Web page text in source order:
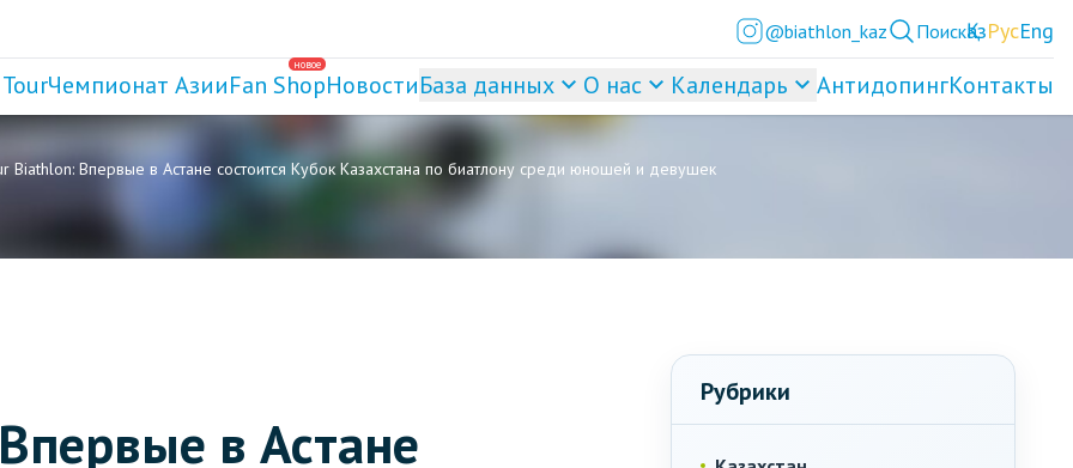
@biathlon_kaz ПоискҚазРусEng
Чемпионат Азии
новое
Fan ShopНовостиБаза данных О нас Календарь АнтидопингКонтакты
Biathlon: Впервые в Астане состоится Кубок Казахстана по биатлону среди юношей и девушек
в Астане
Рубрики